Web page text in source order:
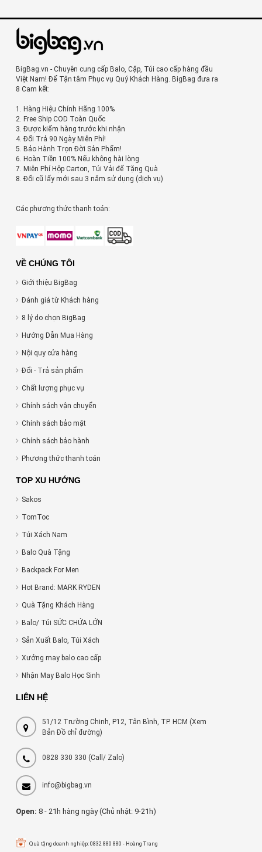
BigBag.vn - Chuyên cung cấp Balo, Cặp, Túi cao cấp hàng đầu
Việt Nam! Để Tận tâm Phục vụ Quý Khách Hàng. BigBag đưa ra
8 Cam kết:
1. Hàng Hiệu Chính Hãng 100%
2. Free Ship COD Toàn Quốc
3. Được kiểm hàng trước khi nhận
4. Đổi Trả 90 Ngày Miễn Phí!
5. Bảo Hành Trọn Đời Sản Phẩm!
6. Hoàn Tiền 100% Nếu không hài lòng
7. Miễn Phí Hộp Carton, Túi Vải để Tặng Quà
8. Đổi cũ lấy mới sau 3 năm sử dụng (dịch vụ)
Các phương thức thanh toán:
VỀ CHÚNG TÔI
Giới thiệu BigBag
Đánh giá từ Khách hàng
8 lý do chọn BigBag
Hướng Dẫn Mua Hàng
Nội quy cửa hàng
Đổi - Trả sản phẩm
Chất lượng phục vụ
Chính sách vận chuyển
Chính sách bảo mật
Chính sách bảo hành
Phương thức thanh toán
TOP XU HƯỚNG
Sakos
TomToc
Túi Xách Nam
Balo Quà Tặng
Backpack For Men
Hot Brand: MARK RYDEN
Quà Tặng Khách Hàng
Balo/ Túi SỨC CHỨA LỚN
Sản Xuất Balo, Túi Xách
Xưởng may balo cao cấp
Nhận May Balo Học Sinh
LIÊN HỆ
51/12 Trường Chinh, P12, Tân Bình, TP. HCM (Xem
Bản Đồ chỉ đường)
0828 330 330 (Call/ Zalo)
info@bigbag.vn
Open: 8 - 21h hàng ngày (Chủ nhật: 9-21h)
Quà tặng doanh nghiệp: 0832 880 880 - Hoàng Trang